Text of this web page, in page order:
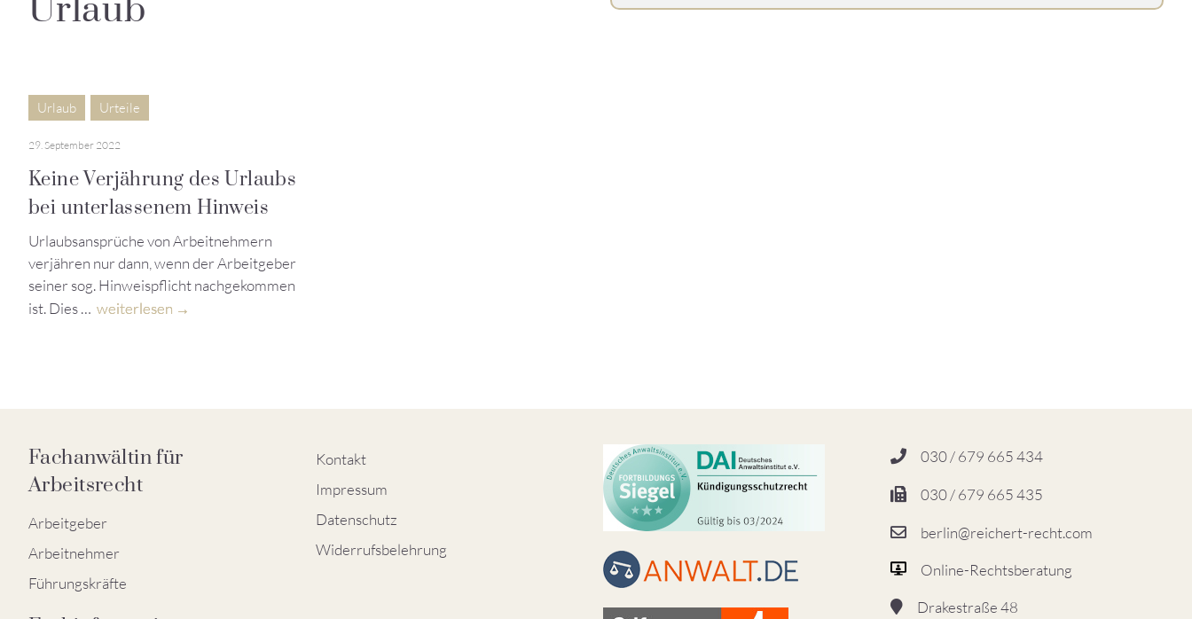
Urlaub
Urlaub Urteile
29. September 2022
Keine Verjährung des Urlaubs
bei unterlassenem Hinweis
Urlaubsansprüche von Arbeitnehmern
verjähren nur dann, wenn der Arbeitgeber
seiner sog. Hinweispflicht nachgekommen
ist. Dies … weiterlesen
Fachanwältin für
Arbeitsrecht
Arbeitgeber
Arbeitnehmer
Führungskräfte
Kontakt
Impressum
Datenschutz
Widerrufsbelehrung
030 / 679 665 434
030 / 679 665 435
berlin@reichert-recht.com
Online-Rechtsberatung
Drakestraße 48